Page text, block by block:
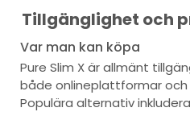
Tillgänglighet och
Var man kan köpa
Pure Slim X är allmänt
både onlineplattformar och
Populära alternativ